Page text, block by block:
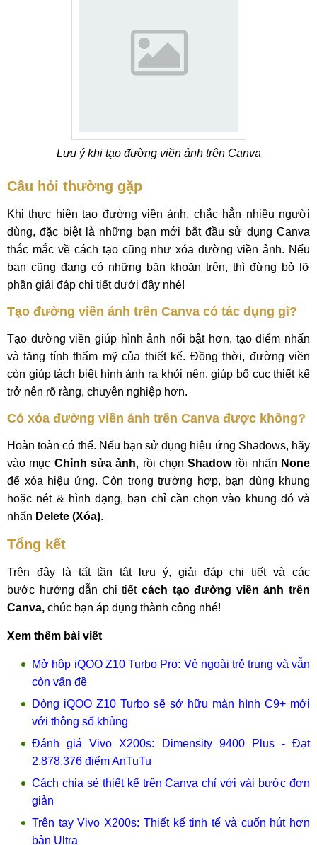
Lưu ý khi tạo đường viền ảnh trên Canva
Câu hỏi thường gặp
Khi thực hiện tạo đường viền ảnh, chắc hẳn nhiều người
dùng, đặc biệt là những bạn mới bắt đầu sử dụng Canva
thắc mắc về cách tạo cũng như xóa đường viền ảnh. Nếu
bạn cũng đang có những băn khoăn trên, thì đừng bỏ lỡ
phần giải đáp chi tiết dưới đây nhé!
Tạo đường viền ảnh trên Canva có tác dụng gì?
Tạo đường viền giúp hình ảnh nổi bật hơn, tạo điểm nhấn
và tăng tính thẩm mỹ của thiết kế. Đồng thời, đường viền
còn giúp tách biệt hình ảnh ra khỏi nên, giúp bố cục thiết kế
trở nên rõ ràng, chuyên nghiệp hơn.
Có xóa đường viền ảnh trên Canva được không?
Hoàn toàn có thể. Nếu bạn sử dụng hiệu ứng Shadows, hãy
vào mục Chỉnh sửa ảnh, rồi chọnShadowrồi nhấn None
để xóa hiệu ứng. Còn trong trường hợp, bạn dùng khung
hoặc nét & hình dạng, bạn chỉ cần chọn vào khung đó và
nhấn Delete (Xóa).
Tổng kết
Trên đây là tất tần tật lưu ý, giải đáp chi tiết và các
bước hướng dẫn chi tiết cách tạo đường viền ảnh trên
Canva, chúc bạn áp dụng thành công nhé!
Xem thêm bài viết
Mở hộp iQOO Z10 Turbo Pro: Vẻ ngoài trẻ trung và vẫn
còn vấn đề
Dòng iQOO Z10 Turbo sẽ sở hữu màn hình C9+ mới
với thông số khủng
Đánh giá Vivo X200s: Dimensity 9400 Plus - Đạt
2.878.376 điểm AnTuTu
Cách chia sẻ thiết kế trên Canva chỉ với vài bước đơn
giản
Trên tay Vivo X200s: Thiết kế tinh tế và cuốn hút hơn
bản Ultra